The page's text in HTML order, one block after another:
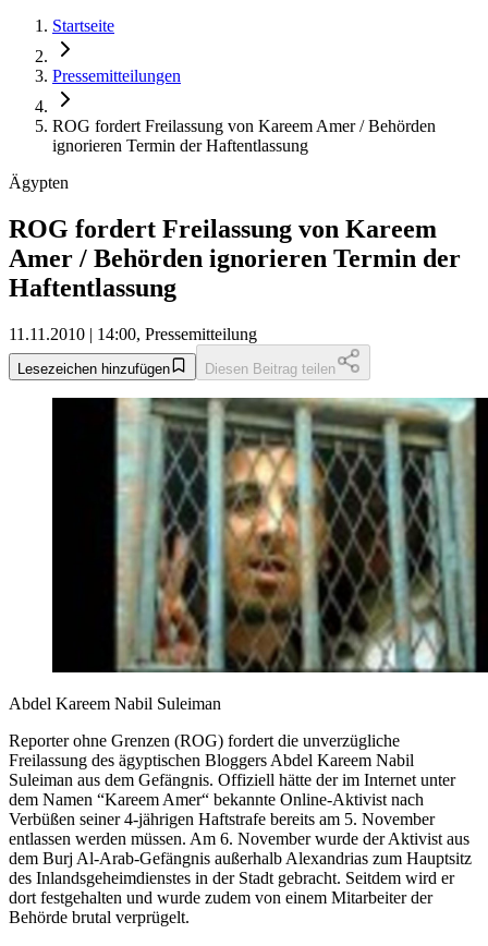
Startseite
Pressemitteilungen
ROG fordert Freilassung von Kareem Amer / Behörden
ignorieren Termin der Haftentlassung
Ägypten
ROG fordert Freilassung von Kareem
Amer / Behörden ignorieren Termin der
Haftentlassung
11.11.2010 | 14:00, Pressemitteilung
Lesezeichen hinzufügen Diesen Beitrag teilen
Abdel Kareem Nabil Suleiman
Reporter ohne Grenzen (ROG) fordert die unverzügliche
Freilassung des ägyptischen Bloggers Abdel Kareem Nabil
Suleiman aus dem Gefängnis. Offiziell hätte der im Internet unter
dem Namen “Kareem Amer“ bekannte Online-Aktivist nach
Verbüßen seiner 4-jährigen Haftstrafe bereits am 5. November
entlassen werden müssen. Am 6. November wurde der Aktivist aus
dem Burj Al-Arab-Gefängnis außerhalb Alexandrias zum Hauptsitz
des Inlandsgeheimdienstes in der Stadt gebracht. Seitdem wird er
dort festgehalten und wurde zudem von einem Mitarbeiter der
Behörde brutal verprügelt.